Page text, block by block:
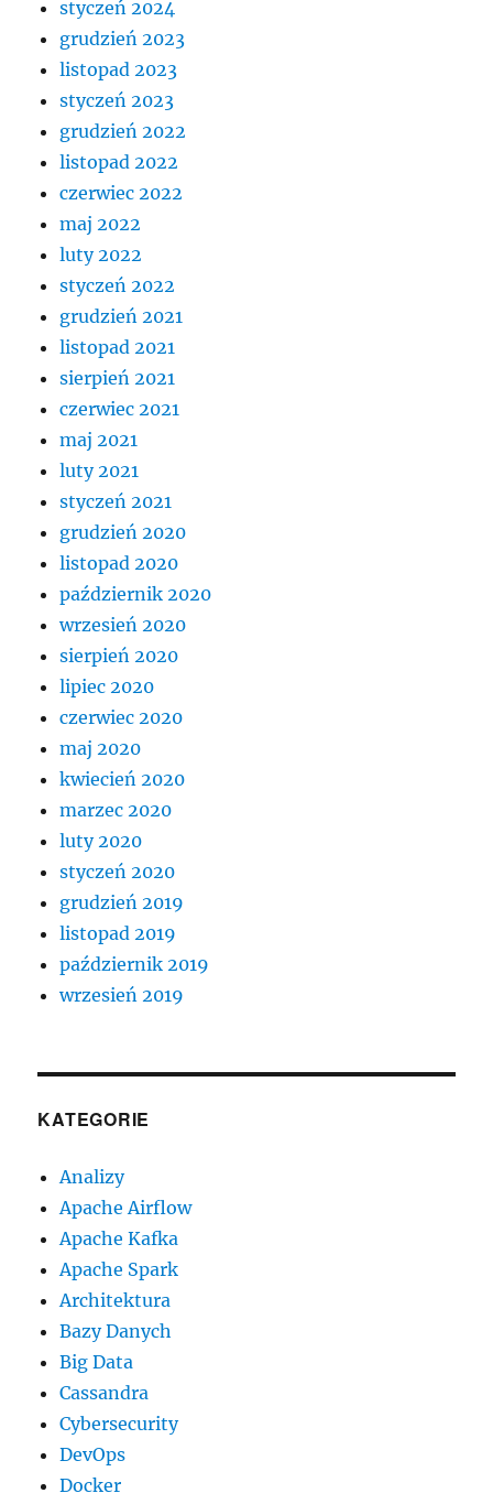
styczeń 2024
grudzień 2023
listopad 2023
styczeń 2023
grudzień 2022
listopad 2022
czerwiec 2022
maj 2022
luty 2022
styczeń 2022
grudzień 2021
listopad 2021
sierpień 2021
czerwiec 2021
maj 2021
luty 2021
styczeń 2021
grudzień 2020
listopad 2020
październik 2020
wrzesień 2020
sierpień 2020
lipiec 2020
czerwiec 2020
maj 2020
kwiecień 2020
marzec 2020
luty 2020
styczeń 2020
grudzień 2019
listopad 2019
październik 2019
wrzesień 2019
KATEGORIE
Analizy
Apache Airflow
Apache Kafka
Apache Spark
Architektura
Bazy Danych
Big Data
Cassandra
Cybersecurity
DevOps
Docker